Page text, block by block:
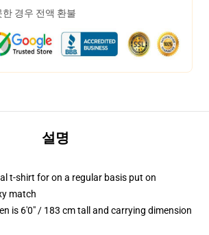
경우 전액 환불
설명
t-shirt for on a regular basis put on
match
is 6'0" / 183 cm tall and carrying dimension